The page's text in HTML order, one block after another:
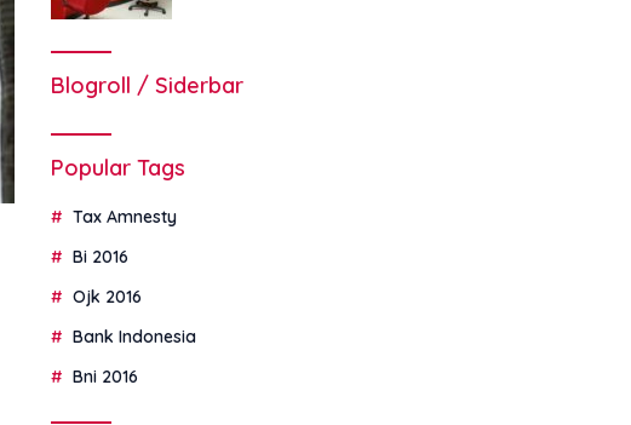
Blogroll / Siderbar
Popular Tags
Tax Amnesty
Bi 2016
Ojk 2016
Bank Indonesia
Bni 2016